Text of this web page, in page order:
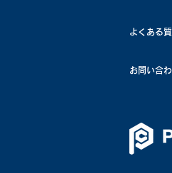
よくある
お問い合